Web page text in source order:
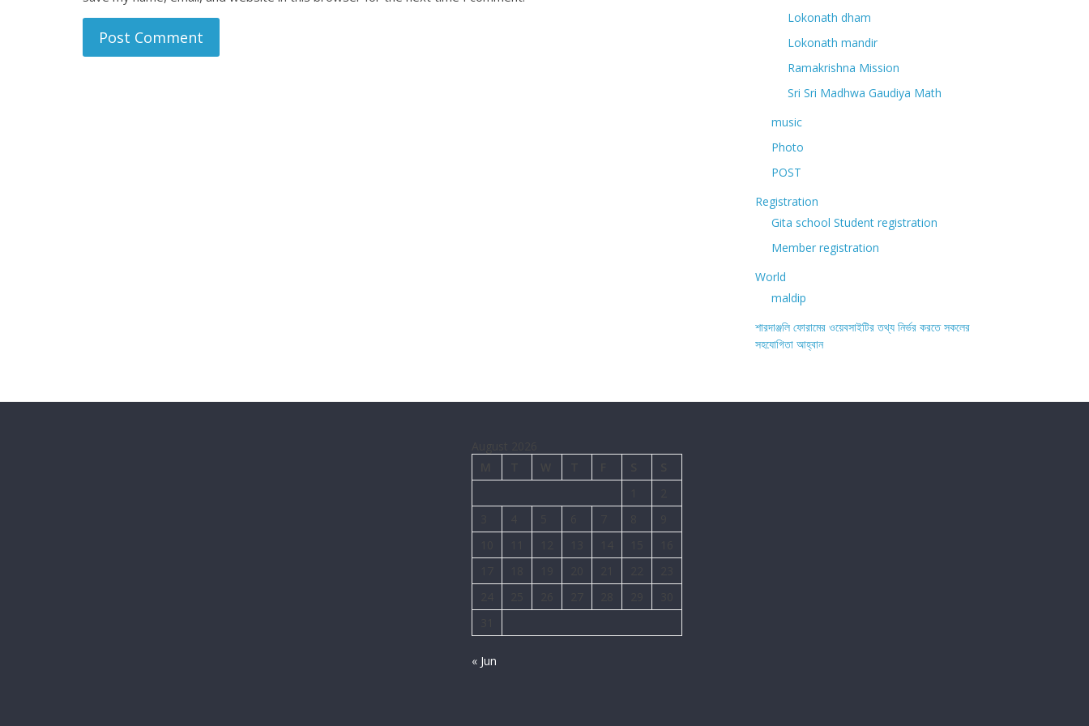
Lokonath dham
Lokonath mandir
Ramakrishna Mission
Sri Sri Madhwa Gaudiya Math
music
Photo
POST
Registration
Gita school Student registration
Member registration
World
maldip
শারদাঞ্জলি ফোরামের ওয়েবসাইটির তথ্য নির্ভর করতে সকলের
সহযোগিতা আহ্বান
« Jun